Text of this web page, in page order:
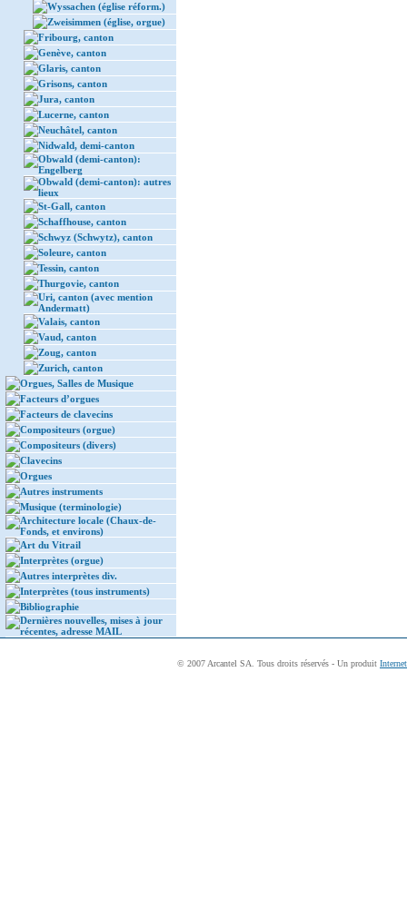
Wyssachen (église réform.)
Zweisimmen (église, orgue)
Fribourg, canton
Genève, canton
Glaris, canton
Grisons, canton
Jura, canton
Lucerne, canton
Neuchâtel, canton
Nidwald, demi-canton
Obwald (demi-canton):
Engelberg
Obwald (demi-canton): autres
lieux
St-Gall, canton
Schaffhouse, canton
Schwyz (Schwytz), canton
Soleure, canton
Tessin, canton
Thurgovie, canton
Uri, canton (avec mention
Andermatt)
Valais, canton
Vaud, canton
Zoug, canton
Zurich, canton
Orgues, Salles de Musique
Facteurs d’orgues
Facteurs de clavecins
Compositeurs (orgue)
Compositeurs (divers)
Clavecins
Orgues
Autres instruments
Musique (terminologie)
Architecture locale (Chaux-de-
Fonds, et environs)
Art du Vitrail
Interprètes (orgue)
Autres interprètes div.
Interprètes (tous instruments)
Bibliographie
Dernières nouvelles, mises à jour
récentes, adresse MAIL
© 2007 Arcantel SA. Tous droits réservés - Un produit